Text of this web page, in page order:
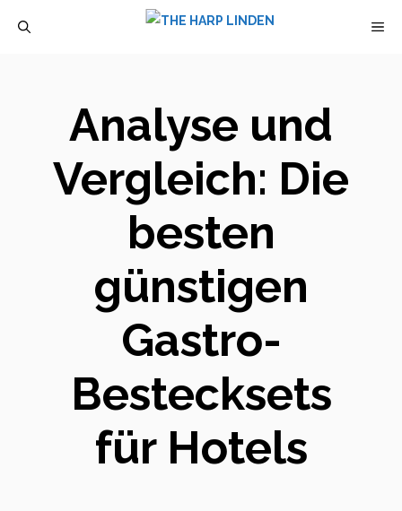
Analyse und
Vergleich: Die
besten
günstigen
Gastro-
Bestecksets
für Hotels